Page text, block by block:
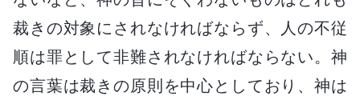
裁きの対象にされなければならず、人の不従
順は罪として非難されなければならない。神
の言葉は裁きの原則を中心としており、神は